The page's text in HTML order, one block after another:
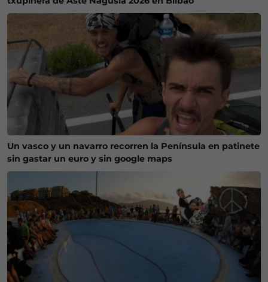
Un vasco y un navarro recorren la Península en patinete
sin gastar un euro y sin google maps